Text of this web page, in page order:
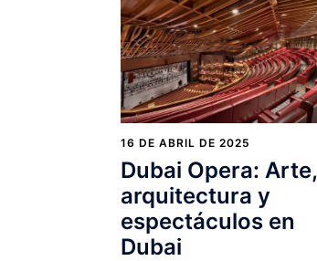
16 DE ABRIL DE 2025
Dubai Opera: Arte,
arquitectura y
espectáculos en
Dubai